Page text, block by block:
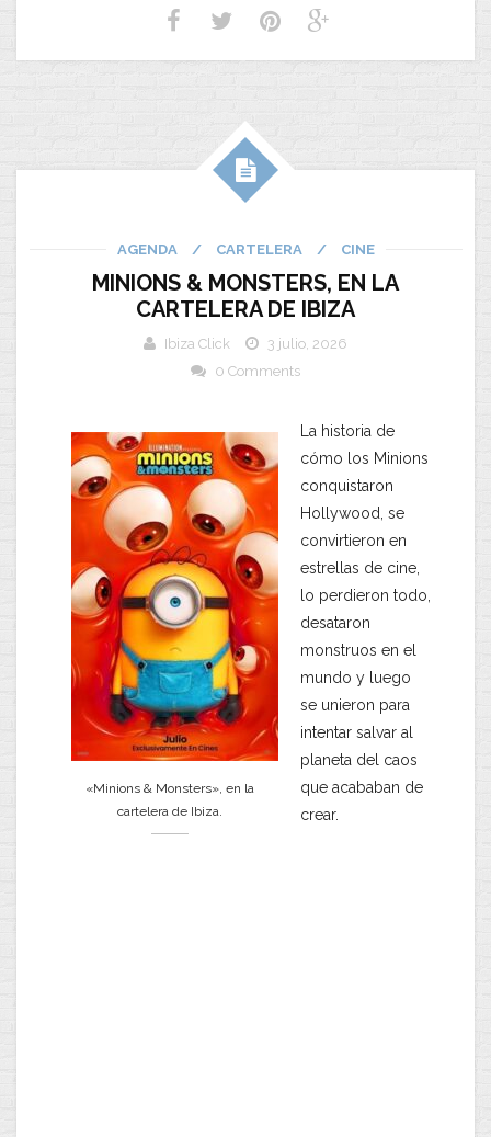
AGENDA / CARTELERA / CINE
MINIONS & MONSTERS, EN LA
CARTELERA DE IBIZA
Ibiza Click
3 julio, 2026
0 Comments
«Minions & Monsters», en la
cartelera de Ibiza.
La historia de
cómo los Minions
conquistaron
Hollywood, se
convirtieron en
estrellas de cine,
lo perdieron todo,
desataron
monstruos en el
mundo y luego
se unieron para
intentar salvar al
planeta del caos
que acababan de
crear.